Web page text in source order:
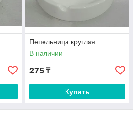
Пепельница круглая
В наличии
275 ₸
Купить